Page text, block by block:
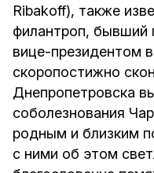
Ribakoff), также
филантроп,
вице-президентом
скоропостижно
Днепропетровска
соболезнования
родным и близким
с ними об этом